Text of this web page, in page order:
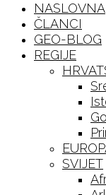
NASLOVNA
ČLANCI
GEO-BLOG
REGIJE
SVIJET